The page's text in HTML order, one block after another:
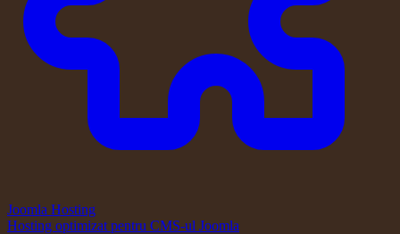
Joomla Hosting
Hosting optimizat pentru CMS-ul Joomla